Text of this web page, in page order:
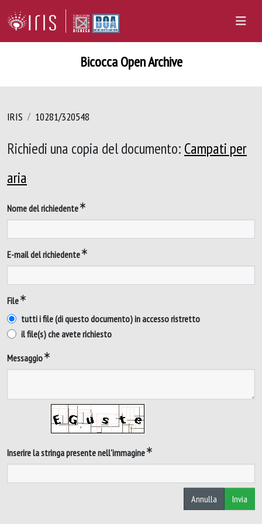
Bicocca Open Archive
IRIS 10281/320548
Richiedi una copia del documento: Campati per
aria
Nome del richiedente
E-mail del richiedente
File
tutti i file (di questo documento) in accesso ristretto
il file(s) che avete richiesto
Messaggio
Inserire la stringa presente nell'immagine
Annulla Invia